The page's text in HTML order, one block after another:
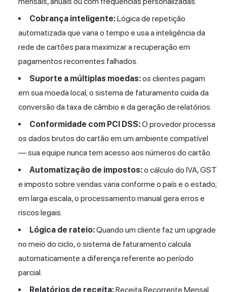
Cobrança inteligente:Lógica de repetição
automatizada que varia o tempo e usa a inteligência da
rede de cartões para maximizar a recuperação em
pagamentos recorrentes falhados.
Suporte a múltiplas moedas:os clientes pagam
em sua moeda local; o sistema de faturamento cuida da
conversão da taxa de câmbio e da geração de relatórios.
Conformidade com PCI DSS:O provedor processa
os dados brutos do cartão em um ambiente compatível
— sua equipe nunca tem acesso aos números do cartão.
Automatização de impostos:o cálculo do IVA, GST
e imposto sobre vendas varia conforme o país e o estado;
em larga escala, o processamento manual gera erros e
riscos legais.
Lógica de rateio:Quando um cliente faz um upgrade
no meio do ciclo, o sistema de faturamento calcula
automaticamente a diferença referente ao período
parcial.
Relatórios de receita:Receita Recorrente Mensal